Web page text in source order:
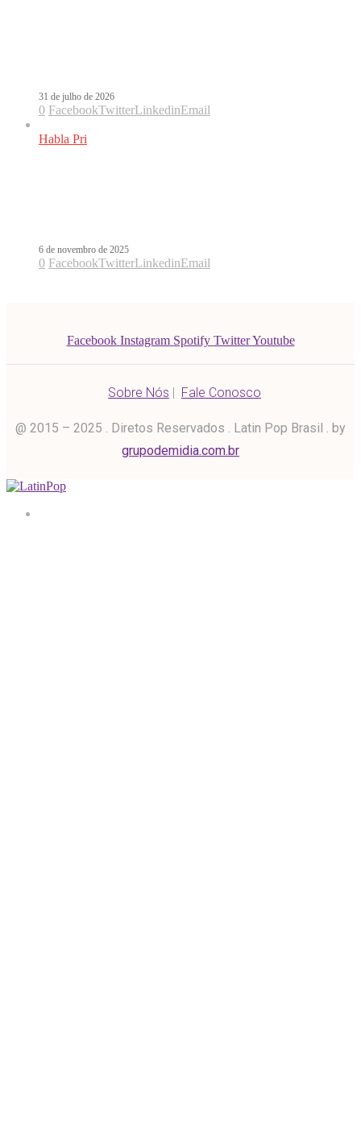
31 de julho de 2026
0 FacebookTwitterLinkedinEmail
Habla Pri
6 de novembro de 2025
0 FacebookTwitterLinkedinEmail
Facebook Instagram Spotify Twitter Youtube
Sobre Nós | Fale Conosco
@ 2015 – 2025 . Diretos Reservados . Latin Pop Brasil . by
grupodemidia.com.br